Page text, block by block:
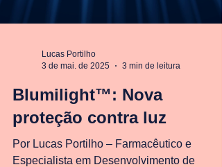
Lucas Portilho
3 de mai. de 2025
3 min de leitura